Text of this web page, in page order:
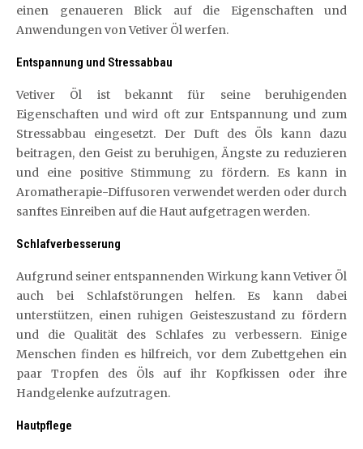
einen genaueren Blick auf die Eigenschaften und
Anwendungen von Vetiver Öl werfen.
Entspannung und Stressabbau
Vetiver Öl ist bekannt für seine beruhigenden
Eigenschaften und wird oft zur Entspannung und zum
Stressabbau eingesetzt. Der Duft des Öls kann dazu
beitragen, den Geist zu beruhigen, Ängste zu reduzieren
und eine positive Stimmung zu fördern. Es kann in
Aromatherapie-Diffusoren verwendet werden oder durch
sanftes Einreiben auf die Haut aufgetragen werden.
Schlafverbesserung
Aufgrund seiner entspannenden Wirkung kann Vetiver Öl
auch bei Schlafstörungen helfen. Es kann dabei
unterstützen, einen ruhigen Geisteszustand zu fördern
und die Qualität des Schlafes zu verbessern. Einige
Menschen finden es hilfreich, vor dem Zubettgehen ein
paar Tropfen des Öls auf ihr Kopfkissen oder ihre
Handgelenke aufzutragen.
Hautpflege